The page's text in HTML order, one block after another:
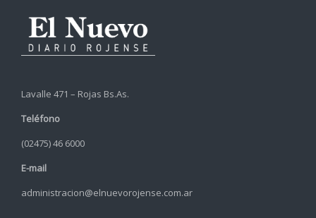
Lavalle 471 – Rojas Bs.As.
Teléfono
(02475) 46 6000
E-mail
administracion@elnuevorojense.com.ar